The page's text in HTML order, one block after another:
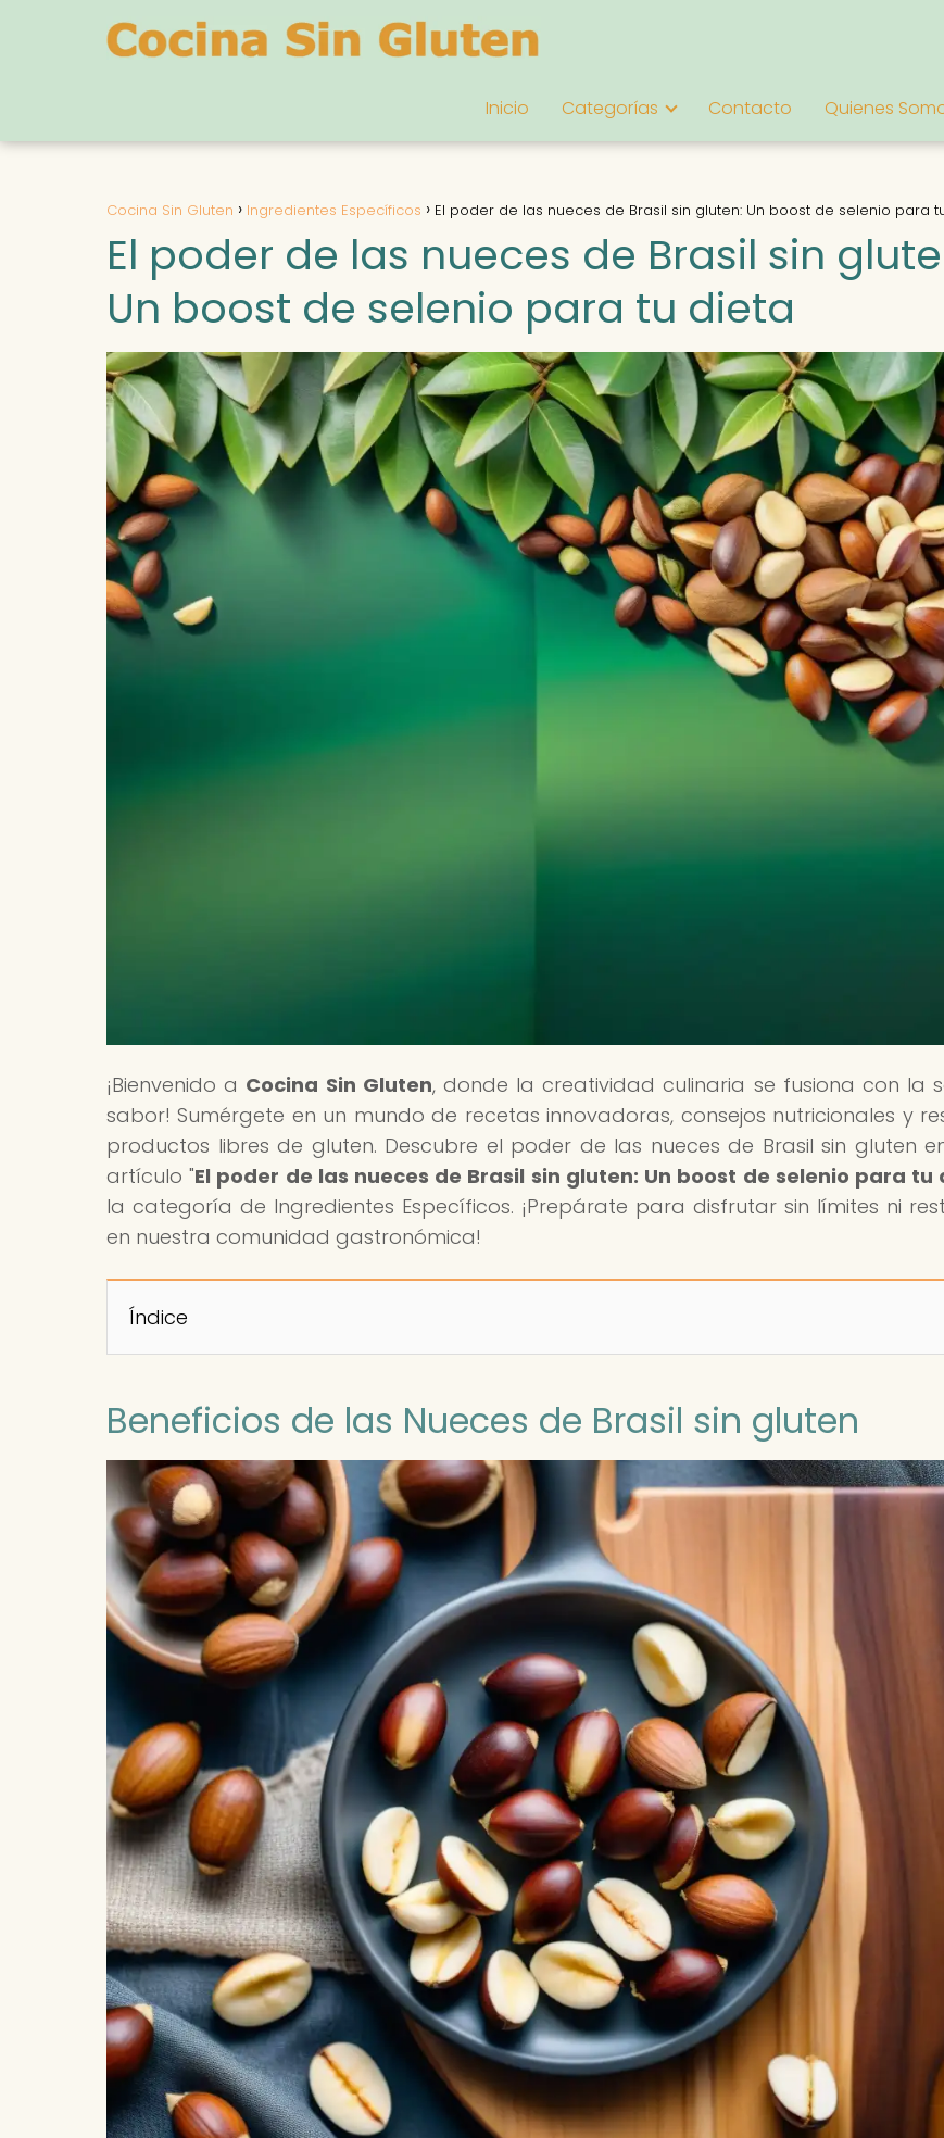
Inicio Categorías Contacto Quienes
Cocina Sin Gluten Ingredientes Específicos El poder de las nueces de Brasil sin gluten: Un boost de selenio para
El poder de las nueces de Brasil sin
Un boost de selenio para tu dieta
¡Bienvenido a Cocina Sin Gluten, donde la creatividad culinaria se fusiona con la
sabor! Sumérgete en un mundo de recetas innovadoras, consejos nutricionales y
productos libres de gluten. Descubre el poder de las nueces de Brasil sin gluten
artículo "El poder de las nueces de Brasil sin gluten: Un boost de selenio para tu
la categoría de Ingredientes Específicos. ¡Prepárate para disfrutar sin límites ni
en nuestra comunidad gastronómica!
Índice
Beneficios de las Nueces de Brasil sin gluten